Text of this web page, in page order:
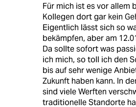
Für mich ist es vor allem
Kollegen dort gar kein
Eigentlich lässt sich so
bekämpfen, aber am
Da sollte sofort was
ich mich, so toll ich den
bis auf sehr wenige
Zukunft haben kann. In
sind viele Werften
traditionelle Standorte